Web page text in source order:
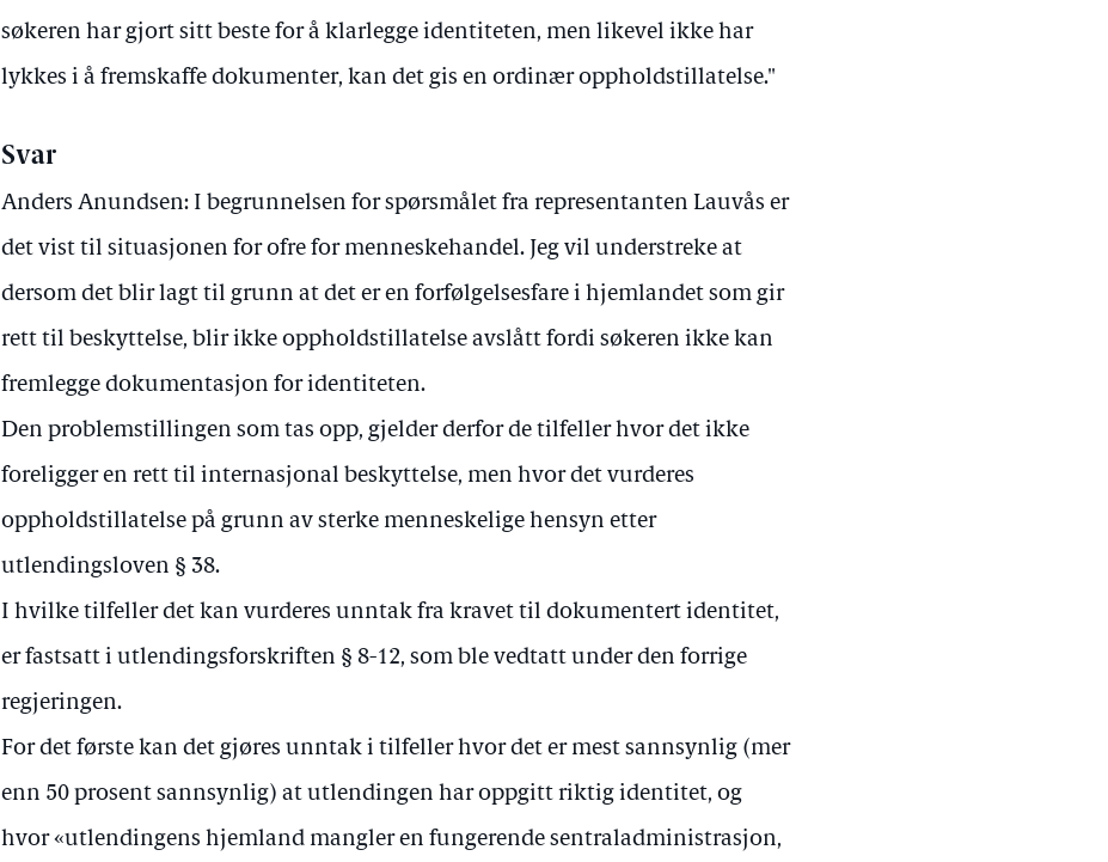
søkeren har gjort sitt beste for å klarlegge identiteten, men likevel ikke har
lykkes i å fremskaffe dokumenter, kan det gis en ordinær oppholdstillatelse."
Svar
Anders Anundsen: I begrunnelsen for spørsmålet fra representanten Lauvås er
det vist til situasjonen for ofre for menneskehandel. Jeg vil understreke at
dersom det blir lagt til grunn at det er en forfølgelsesfare i hjemlandet som gir
rett til beskyttelse, blir ikke oppholdstillatelse avslått fordi søkeren ikke kan
fremlegge dokumentasjon for identiteten.
Den problemstillingen som tas opp, gjelder derfor de tilfeller hvor det ikke
foreligger en rett til internasjonal beskyttelse, men hvor det vurderes
oppholdstillatelse på grunn av sterke menneskelige hensyn etter
utlendingsloven § 38.
I hvilke tilfeller det kan vurderes unntak fra kravet til dokumentert identitet,
er fastsatt i utlendingsforskriften § 8-12, som ble vedtatt under den forrige
regjeringen.
For det første kan det gjøres unntak i tilfeller hvor det er mest sannsynlig (mer
enn 50 prosent sannsynlig) at utlendingen har oppgitt riktig identitet, og
hvor «utlendingens hjemland mangler en fungerende sentraladministrasjon,